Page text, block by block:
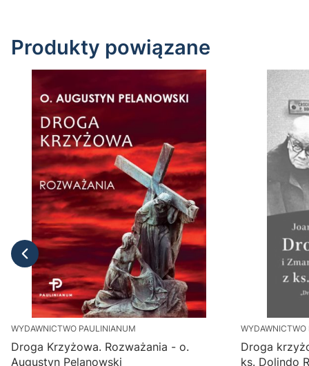
Produkty powiązane
WYDAWNICTWO PAULINIANUM
Droga Krzyżowa. Rozważania - o.
Augustyn Pelanowski
WYDAWNICTWO
Droga
ks. Dolindo